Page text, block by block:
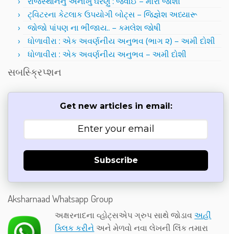
ટ્વિટરના કેટલાક ઉપયોગી બોટ્સ – જિજ્ઞેશ અધ્યારૂ
જોજો પાંપણ ના ભીંજાય.. – કમલેશ જોષી
ધોળાવીરા : એક અવર્ણનીય અનુભવ (ભાગ ૨) – અમી દોશી
ધોળાવીરા : એક અવર્ણનીય અનુભવ – અમી દોશી
સબસ્ક્રિપ્શન
Get new articles in email:
Subscribe
Aksharnaad Whatsapp Group
અક્ષરનાદના વ્હોટ્સએપ ગ્રુપ સાથે જોડાવઅહીં
ક્લિક કરીને અને મેળવો નવા લેખની લિંક તમારા